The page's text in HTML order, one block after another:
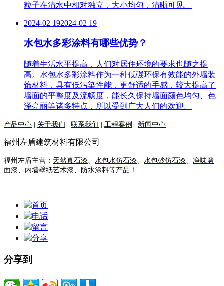
粒子在清水中相对独立，大小均匀，清晰可见。
2024-02 192024-02 19
水包水多彩涂料有哪些优势？
随着生活水平提高，人们对居住环境的要求也随之提
高。水包水多彩涂料作为一种低碳环保有效能的外墙装
饰材料，具有低污染性能，更舒适的手感，较大提高了
墙面的平整度及流畅度，能长久保持墙面颜色均匀、色
泽亮丽等诸多特点，所以受到广大人们的欢迎。
产品中心 关于我们 联系我们 工程案例 新闻中心
福州左盾建筑材料有限公司
福州左盾主营： 天然真石漆、 水包水仿石漆、 水包砂仿石漆、 净味墙
面漆、 内墙壁纸艺术漆、 防水涂料等产品！
首页
电话
留言
分享
分享到